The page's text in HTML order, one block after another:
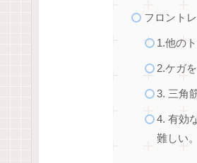
フロント
1.他の
2.ケガ
3. 三角
4. 有効
難しい。